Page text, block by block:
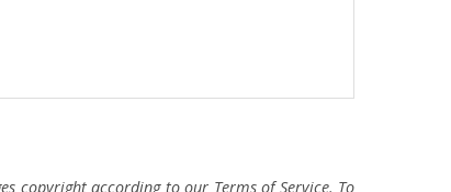
copyright according to our Terms of Service. To